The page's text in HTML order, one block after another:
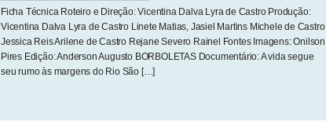
Ficha Técnica Roteiro e Direção: Vicentina Dalva Lyra de Castro Produção:
Vicentina Dalva Lyra de Castro Linete Matias, Jasiel Martins Michele de Castro
Jessica Reis Arilene de Castro Rejane Severo Rainel Fontes Imagens: Onilson
Pires Edição: Anderson Augusto BORBOLETAS Documentário: A vida segue
seu rumo às margens do Rio São […]